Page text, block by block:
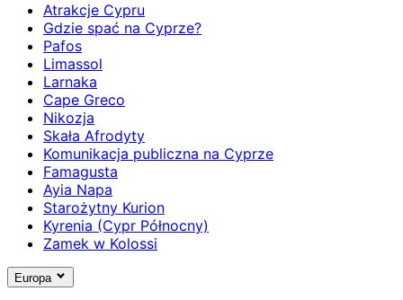
Atrakcje Cypru
Gdzie spać na Cyprze?
Pafos
Limassol
Larnaka
Cape Greco
Nikozja
Skała Afrodyty
Komunikacja publiczna na Cyprze
Famagusta
Ayia Napa
Starożytny Kurion
Kyrenia (Cypr Północny)
Zamek w Kolossi
Europa